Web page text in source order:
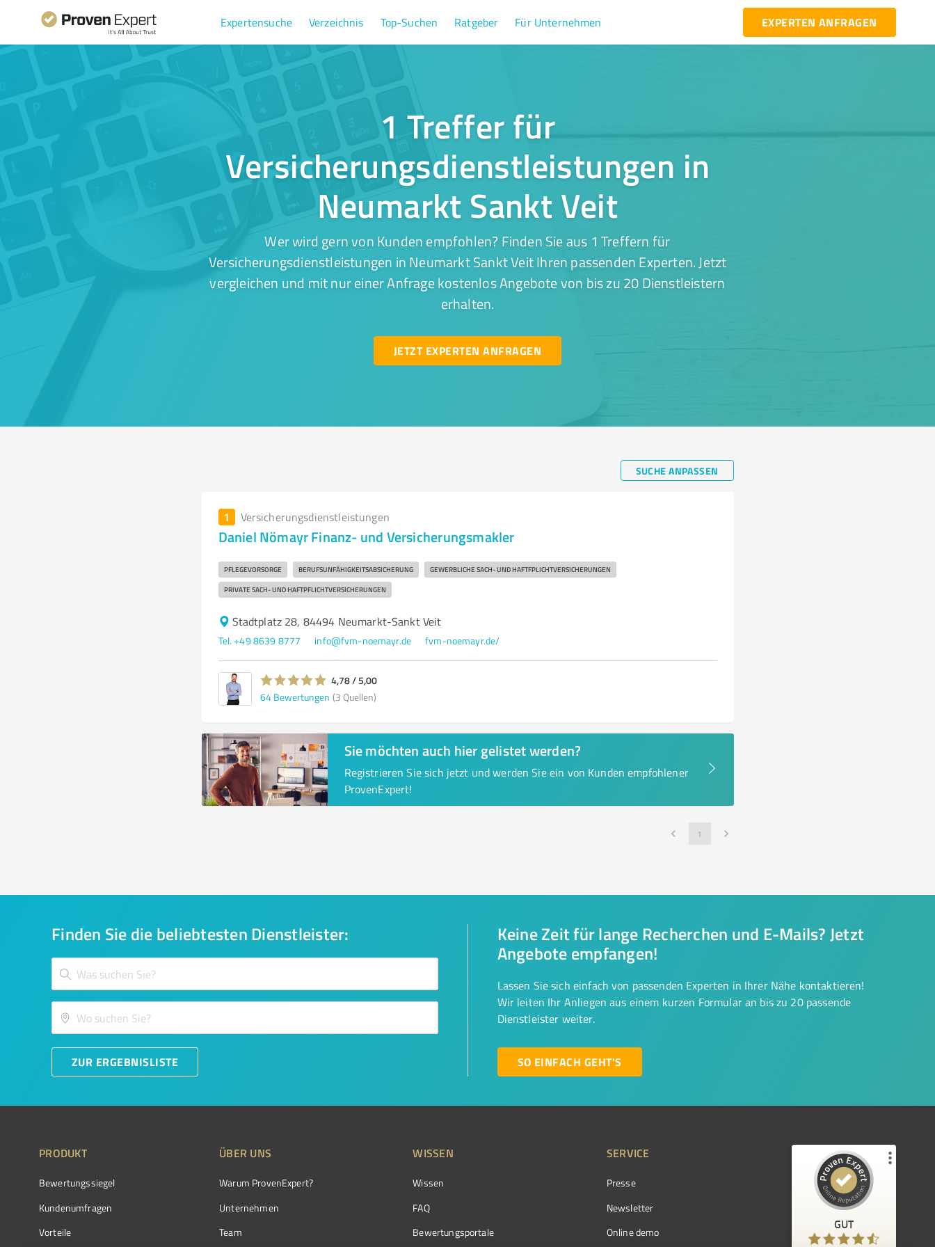
Expertensuche Verzeichnis Top-Suchen Ratgeber Für Unternehmen EXPERTEN ANFRAGEN
1 Treffer für
Versicherungsdienstleistungen in
Neumarkt Sankt Veit
Wer wird gern von Kunden empfohlen? Finden Sie aus 1 Treffern für
Versicherungsdienstleistungen in Neumarkt Sankt Veit Ihren passenden Experten. Jetzt
vergleichen und mit nur einer Anfrage kostenlos Angebote von bis zu 20 Dienstleistern
erhalten.
JETZT EXPERTEN ANFRAGEN
SUCHE ANPASSEN
1 Versicherungsdienstleistungen
Daniel Nömayr Finanz- und Versicherungsmakler
PFLEGEVORSORGE BERUFSUNFÄHIGKEITSABSICHERUNG GEWERBLICHE SACH- UND HAFTFPLICHTVERSICHERUNGEN
PRIVATE SACH- UND HAFTPFLICHTVERSICHERUNGEN
Stadtplatz 28, 84494 Neumarkt-Sankt Veit
Tel. +49 8639 8777 info@fvm-noemayr.de fvm-noemayr.de/
4,78 / 5,00
64 Bewertungen (3 Quellen)
Sie möchten auch hier gelistet werden?
Registrieren Sie sich jetzt und werden Sie ein von Kunden empfohlener
ProvenExpert!
1
Finden Sie die beliebtesten Dienstleister:
ZUR ERGEBNISLISTE
Keine Zeit für lange Recherchen und E-Mails? Jetzt
Angebote empfangen!
Lassen Sie sich einfach von passenden Experten in Ihrer Nähe kontaktieren!
Wir leiten Ihr Anliegen aus einem kurzen Formular an bis zu 20 passende
Dienstleister weiter.
SO EINFACH GEHT'S
PRODUKT
Bewertungssiegel
Kundenumfragen
Vorteile
ÜBER UNS
Warum ProvenExpert?
Unternehmen
Team
WISSEN
Wissen
FAQ
Bewertungsportale
SERVICE
Presse
Newsletter
Online demo
GUT
Kundenbewertungen und Erfahrungen zu
ProvenExpert.com
97
%
Empfehlungen auf